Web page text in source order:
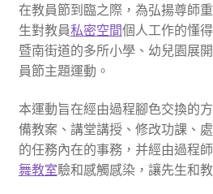
在教員節到臨之際，為弘揚尊師
生對教員私密空間個人工作的懂
暨南街道的多所小學、幼兒園展
員節主題運動。
本運動旨在經由過程腳色交換的
備教案、講堂講授、修改功課、
的任務內在的事務，并經由過程
舞教室驗和感觸感染，讓先生和